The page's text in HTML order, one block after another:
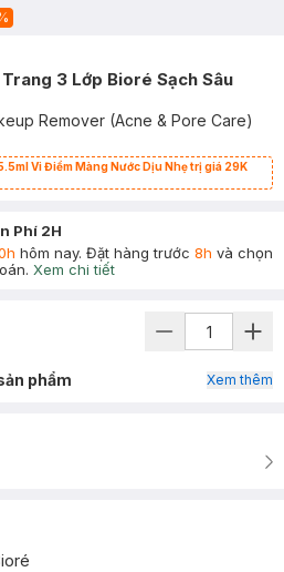
3 Lớp Bioré Sạch Sâu
Remover (Acne & Pore Care)
Vi Điểm Màng Nước Dịu Nhẹ trị giá 29K
Phí 2H
hôm nay. Đặt hàng trước 8h và chọn
Xem chi tiết
phẩm Xem thêm